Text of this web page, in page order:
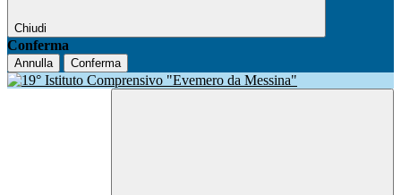
Chiudi
Conferma
Annulla Conferma